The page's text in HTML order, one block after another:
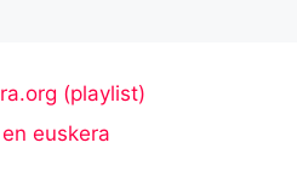
(playlist)
euskera